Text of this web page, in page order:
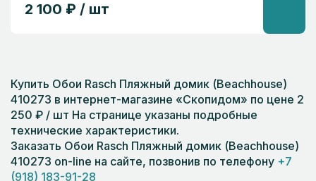
2 100 ₽ / шт
Купить Обои Rasch Пляжный домик (Beachhouse)
410273 в интернет-магазине «Скопидом» по цене 2
250 ₽ / шт На странице указаны подробные
технические характеристики.
Заказать Обои Rasch Пляжный домик (Beachhouse)
410273 on-line на сайте, позвонив по телефону +7
(918) 183-91-28